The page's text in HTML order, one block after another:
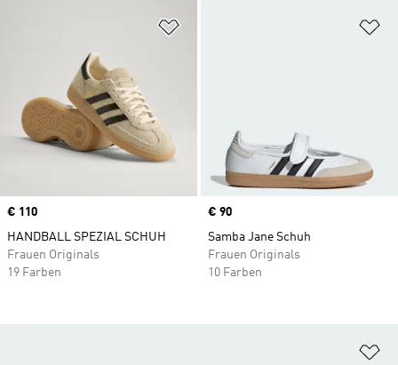
Price
€ 110
HANDBALL SPEZIAL SCHUH
Frauen Originals
19 Farben
Price
€ 90
Samba Jane Schuh
Frauen Originals
10 Farben